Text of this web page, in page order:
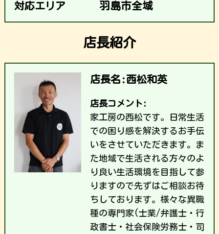
対応エリア 羽島市全域
店長紹介
店長名:西松和英
店長コメント:
家工房の西松です。日常生活
での困り感を解決するお手伝
いをさせていただきます。ま
た地域で生活される方々のよ
り良い生活環境を目指して参
りますので先ずはご相談お待
ちしております。様々な異職
種の専門家(士業/弁護士・行
政書士・社会保険労務士・司